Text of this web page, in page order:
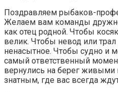
Поздравляем рыбаков-
Желаем вам команды
как отец родной. Чтобы
велик. Чтобы невод или
ненасытное. Чтобы судно и
самый ответственный
вернулись на берег
знатным, где вас всегда